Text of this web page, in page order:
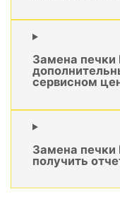
Замена печки
сервисном
Замена
получить